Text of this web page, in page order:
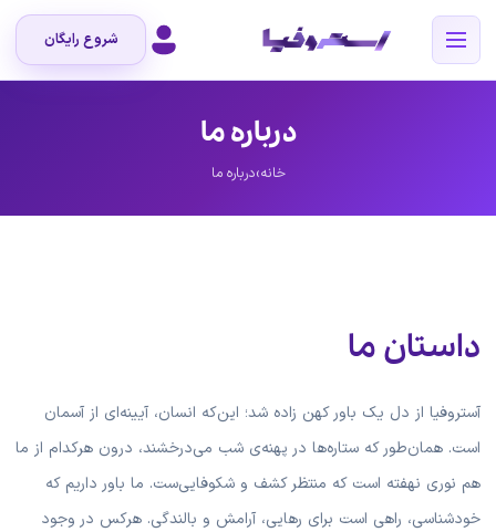
شروع رایگان
درباره ما
خانه›درباره ما
داستان ما
آستروفیا از دل یک باور کهن زاده شد؛ این‌که انسان، آیینه‌ای از آسمان
است. همان‌طور که ستاره‌ها در پهنه‌ی شب می‌درخشند، درون هرکدام از ما
هم نوری نهفته است که منتظر کشف و شکوفایی‌ست. ما باور داریم که
خودشناسی، راهی است برای رهایی، آرامش و بالندگی. هرکس در وجود